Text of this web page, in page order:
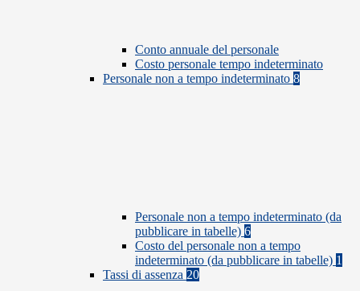
Conto annuale del personale
Costo personale tempo indeterminato
Personale non a tempo indeterminato 8
Personale non a tempo indeterminato (da
pubblicare in tabelle) 6
Costo del personale non a tempo
indeterminato (da pubblicare in tabelle) 1
Tassi di assenza 20